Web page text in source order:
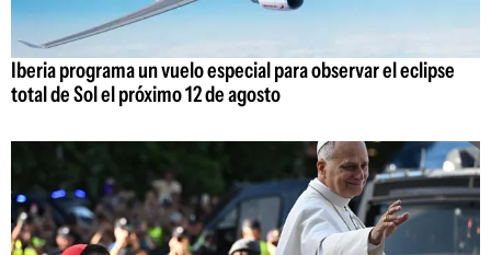
Iberia programa un vuelo especial para observar el eclipse
total de Sol el próximo 12 de agosto